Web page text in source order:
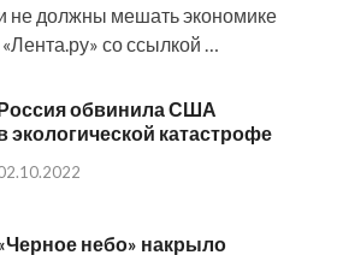
не должны мешать экономике
со ссылкой …
обвинила США
экологической катастрофе
небо» накрыло